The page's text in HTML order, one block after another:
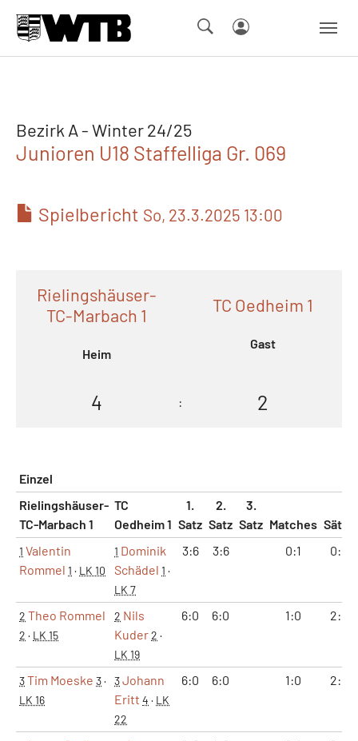
Bezirk A - Winter 24/25
Junioren U18 Staffelliga Gr. 069
Spielbericht So, 23.3.2025 13:00
Rielingshäuser-
TC-Marbach 1
Heim
TC Oedheim 1
Gast
4 : 2
Einzel
Rielingshäuser-
TC-Marbach 1
TC
Oedheim 1
1.
Satz
2.
Satz
3.
Satz Matches Sätze
1 Valentin
Rommel 1 · LK 10
1 Dominik
Schädel 1 ·
LK 7
3:6 3:6 0:1 0:2
2 Theo Rommel
2 · LK 15
2 Nils
Kuder2 ·
LK 19
6:0 6:0 1:0 2:0
3Tim Moeske 3·
LK 16
3Johann
Eritt 4 · LK
22
6:0 6:0 1:0 2:0